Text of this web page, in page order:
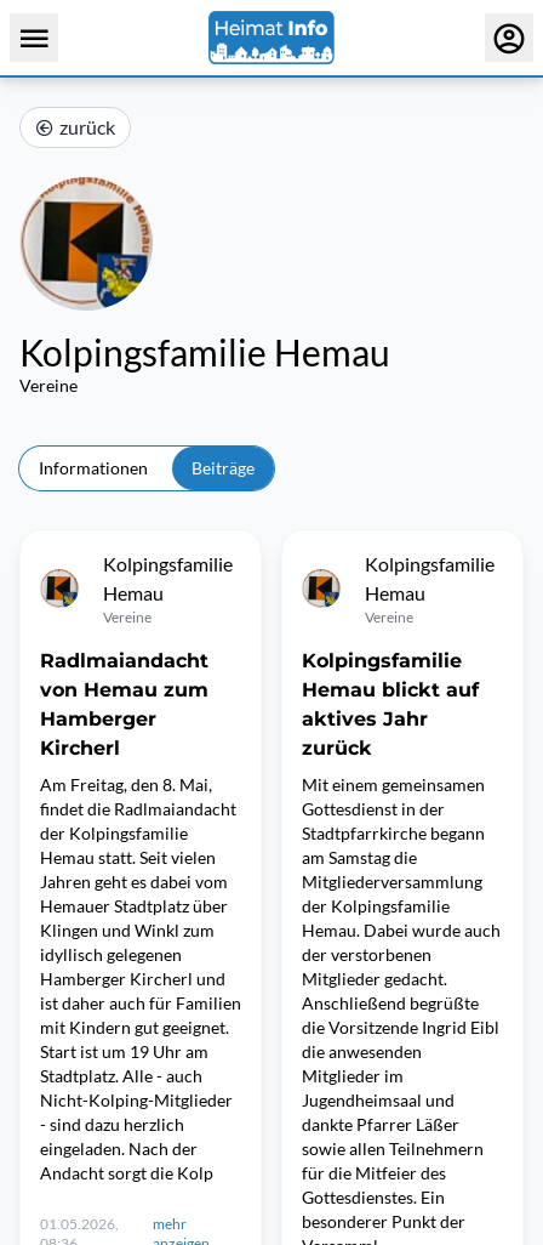
zurück
Kolpingsfamilie Hemau
Vereine
Informationen Beiträge
Kolpingsfamilie
Hemau
Vereine
Radlmaiandacht
von Hemau zum
Hamberger
Kircherl
Am Freitag, den 8. Mai,
findet die Radlmaiandacht
der Kolpingsfamilie
Hemau statt. Seit vielen
Jahren geht es dabei vom
Hemauer Stadtplatz über
Klingen und Winkl zum
idyllisch gelegenen
Hamberger Kircherl und
ist daher auch für Familien
mit Kindern gut geeignet.
Start ist um 19 Uhr am
Stadtplatz. Alle - auch
Nicht-Kolping-Mitglieder
- sind dazu herzlich
eingeladen. Nach der
Andacht sorgt die Kolp
01.05.2026,
mehr
Kolpingsfamilie
Hemau
Vereine
Kolpingsfamilie
Hemau blickt auf
aktives Jahr
zurück
Mit einem gemeinsamen
Gottesdienst in der
Stadtpfarrkirche begann
am Samstag die
Mitgliederversammlung
der Kolpingsfamilie
Hemau. Dabei wurde auch
der verstorbenen
Mitglieder gedacht.
Anschließend begrüßte
die Vorsitzende Ingrid Eibl
die anwesenden
Mitglieder im
Jugendheimsaal und
dankte Pfarrer Läßer
sowie allen Teilnehmern
für die Mitfeier des
Gottesdienstes. Ein
besonderer Punkt der